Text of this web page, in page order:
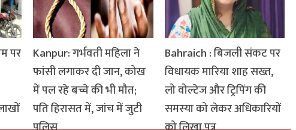
पर
Kanpur: गर्भवती महिला ने
फांसी लगाकर दी जान, कोख
में पल रहे बच्चे की भी मौत;
पति हिरासत में, जांच में जुटी
Bahraich : बिजली संकट पर
विधायक मारिया शाह सख्त,
लो वोल्टेज और ट्रिपिंग की
समस्या को लेकर अधिकारियों